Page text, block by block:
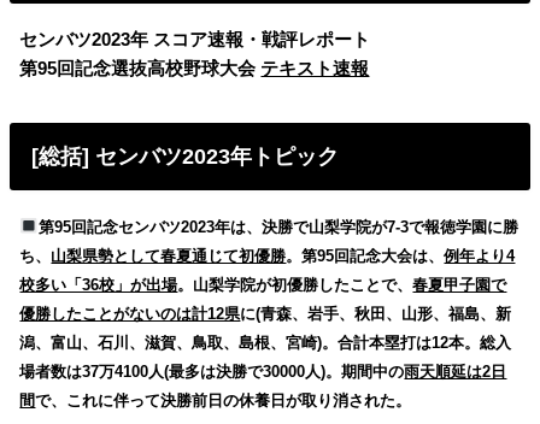
センバツ2023年 スコア速報・戦評レポート
第95回記念選抜高校野球大会 テキスト速報
[総括] センバツ2023年トピック
第95回記念センバツ2023年は、決勝で山梨学院が7-3で報徳学園に勝
ち、 山梨県勢として春夏通じて初優勝。第95回記念大会は、例年より4
校多い「36校」が出場。山梨学院が初優勝したことで、春夏甲子園で
優勝したことがないのは計12県に(青森、岩手、秋田、山形、福島、新
潟、富山、石川、滋賀、鳥取、島根、宮崎)。合計本塁打は12本。総入
場者数は37万4100人(最多は決勝で30000人)。期間中の雨天順延は2日
間で、これに伴って決勝前日の休養日が取り消された。